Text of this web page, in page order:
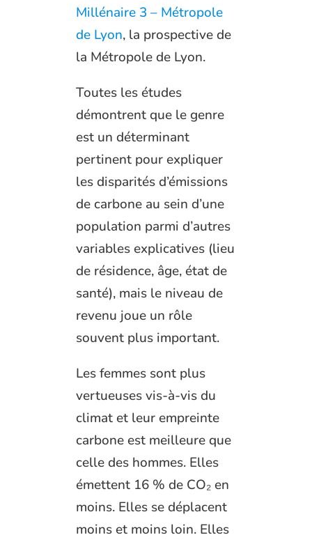
Millénaire 3 – Métropole
de Lyon, la prospective de
la Métropole de Lyon.
Toutes les études
démontrent que le genre
est un déterminant
pertinent pour expliquer
les disparités d’émissions
de carbone au sein d’une
population parmi d’autres
variables explicatives (lieu
de résidence, âge, état de
santé), mais le niveau de
revenu joue un rôle
souvent plus important.
Les femmes sont plus
vertueuses vis-à-vis du
climat et leur empreinte
carbone est meilleure que
celle des hommes. Elles
émettent 16 % de CO₂ en
moins. Elles se déplacent
moins et moins loin. Elles